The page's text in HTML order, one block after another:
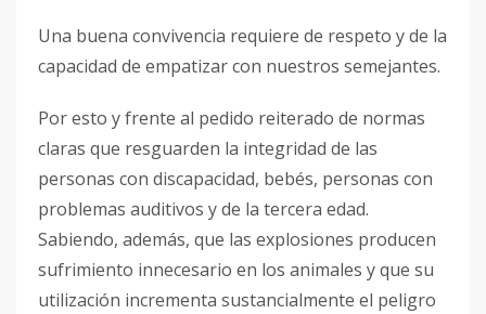
Una buena convivencia requiere de respeto y de la
capacidad de empatizar con nuestros semejantes.
Por esto y frente al pedido reiterado de normas
claras que resguarden la integridad de las
personas con discapacidad, bebés, personas con
problemas auditivos y de la tercera edad.
Sabiendo, además, que las explosiones producen
sufrimiento innecesario en los animales y que su
utilización incrementa sustancialmente el peligro